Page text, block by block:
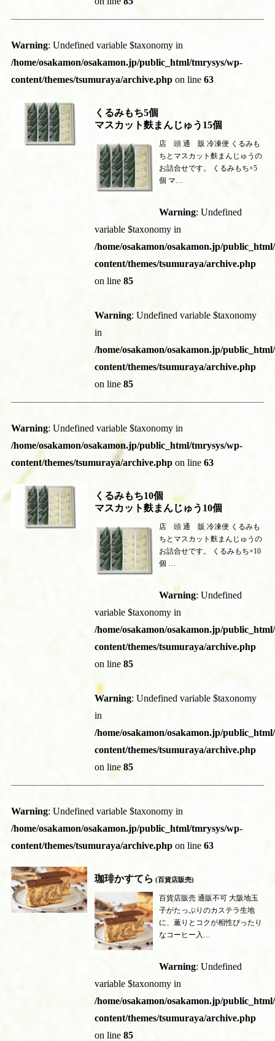
Warning: Undefined variable $taxonomy in
/home/osakamon/osakamon.jp/public_html/tmrysys/wp-
content/themes/tsumuraya/archive.php on line 63
くるみもち5個
マスカット麩まんじゅう15個
店 頭 通 販 冷凍便 くるみも
ちとマスカット麩まんじゅうの
お詰合せです。 くるみもち×5
個 マ…
Warning: Undefined
variable $taxonomy in
/home/osakamon/osakamon.jp/
content/themes/tsumuraya/archive.php
on line85
Warning: Undefined variable $taxonomy
in
/home/osakamon/osakamon.jp/
content/themes/tsumuraya/archive.php
on line85
Warning: Undefined variable $taxonomy in
/home/osakamon/osakamon.jp/public_html/tmrysys/wp-
content/themes/tsumuraya/archive.php on line 63
くるみもち10個
マスカット麩まんじゅう10個
店 頭 通 販 冷凍便 くるみも
ちとマスカット麩まんじゅうの
お詰合せです。 くるみもち×10
個 …
Warning: Undefined
variable $taxonomy in
/home/osakamon/osakamon.jp/
content/themes/tsumuraya/archive.php
on line85
Warning: Undefined variable $taxonomy
in
/home/osakamon/osakamon.jp/
content/themes/tsumuraya/archive.php
on line85
Warning: Undefined variable $taxonomy in
/home/osakamon/osakamon.jp/public_html/tmrysys/wp-
content/themes/tsumuraya/archive.php on line 63
珈琲かすてら (百貨店販売)
百貨店販売 通販不可 大阪地玉
子がたっぷりのカステラ生地
に、薫りとコクが相性ぴったり
なコーヒー入…
Warning: Undefined
variable $taxonomy in
/home/osakamon/osakamon.jp/
content/themes/tsumuraya/archive.php
on line85